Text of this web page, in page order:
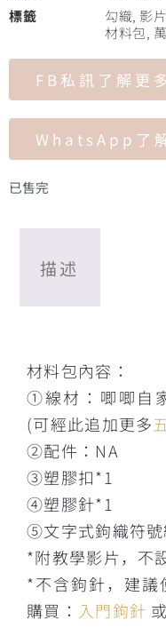
標籤
勾織, 影
材料包,
FB私訊了解更
WhatsApp了
已售完
描述
材料包內容：
①線材：唧唧自
(可經此追加更多
②配件：NA
③塑膠扣*1
④塑膠針*1
⑤文字式鉤織符號
*附教學影片，不
*不含鉤針，建
購買： 入門鉤針 或